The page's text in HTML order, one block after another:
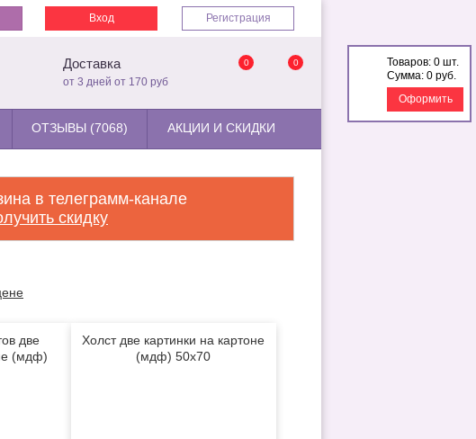
Вход Регистрация
Доставка
от 3 дней от 170 руб
0 0
ОТЗЫВЫ (7068) АКЦИИ И СКИДКИ
в телеграмм-канале
скидку
две
(мдф)
Холст две картинки на картоне
(мдф) 50x70
Товаров: 0 шт.
Сумма: 0 руб.
Оформить